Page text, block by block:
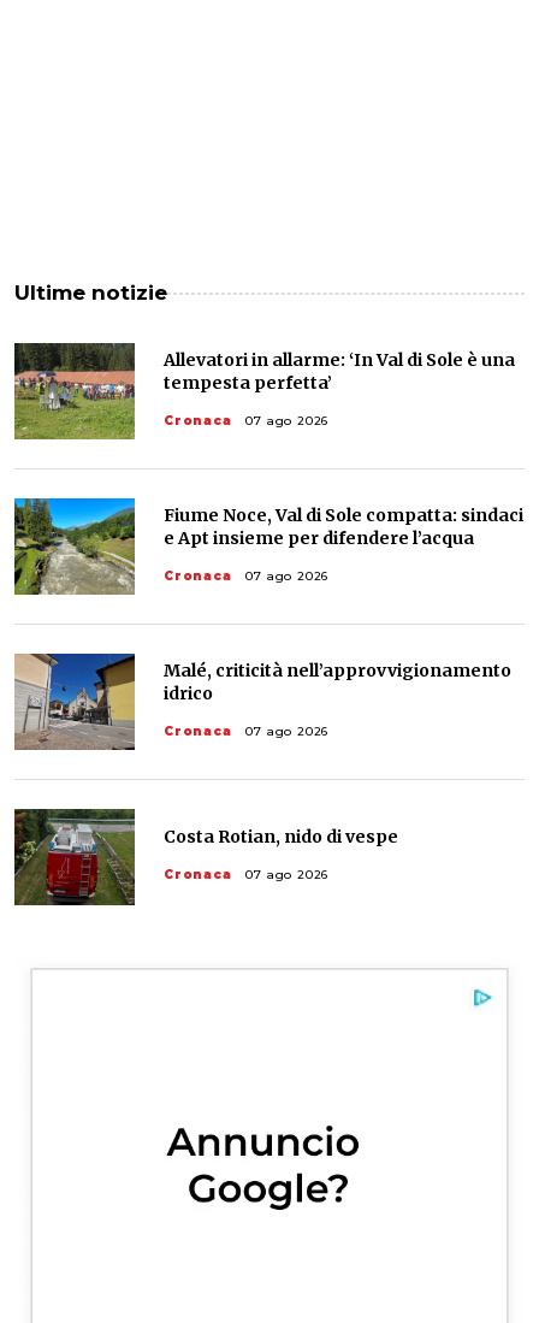
Ultime notizie
Allevatori in allarme: ‘In Val di Sole è una
tempesta perfetta’
Cronaca 07 ago 2026
Fiume Noce, Val di Sole compatta: sindaci
e Apt insieme per difendere l’acqua
Cronaca 07 ago 2026
Malé, criticità nell’approvvigionamento
idrico
Cronaca 07 ago 2026
Costa Rotian, nido di vespe
Cronaca 07 ago 2026